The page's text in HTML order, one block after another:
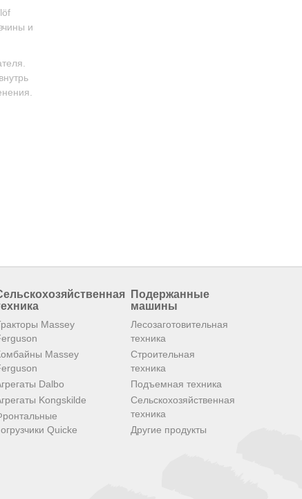
и
Massey
Massey
Dalbo
Kongskilde
Quicke
Подержанные
машины
Лесозаготовительная
техника
Строительная
техника
Подъемная техника
Сельскохозяйственная
техника
Другие продукты